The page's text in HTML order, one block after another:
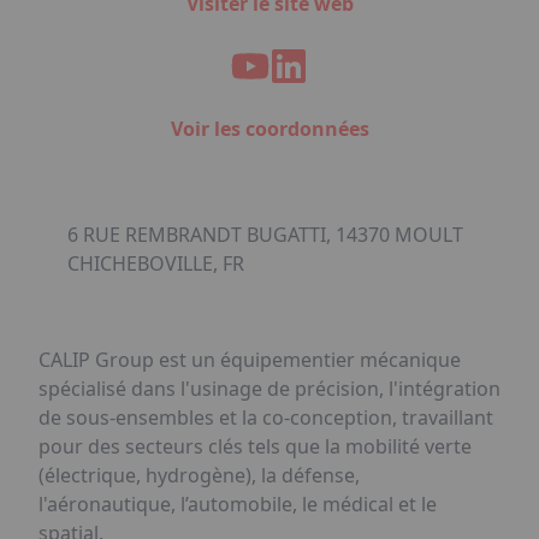
Voir les coordonnées
6 RUE REMBRANDT BUGATTI, 14370 MOULT
CHICHEBOVILLE, FR
CALIP Group est un équipementier mécanique
spécialisé dans l'usinage de précision, l'intégration
de sous-ensembles et la co-conception, travaillant
pour des secteurs clés tels que la mobilité verte
(électrique, hydrogène), la défense,
l'aéronautique, l’automobile, le médical et le
spatial.